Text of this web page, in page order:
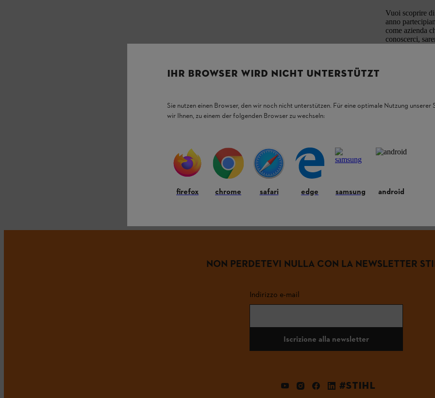
Vuoi scoprire
anno
come azienda
conoscerci,
NON PERDETEVI NULLA CON LA NEWSLETTER
Indirizzo e-mail
Iscrizione alla newsletter
#STIHL
IHR BROWSER WIRD NICHT UNTERSTÜTZT
Sie nutzen einen Browser, den wir noch nicht unterstützen. Für eine optimale Nutzung unserer
wir Ihnen, zu einem der folgenden Browser zu wechseln:
firefox chrome safari edge samsung android